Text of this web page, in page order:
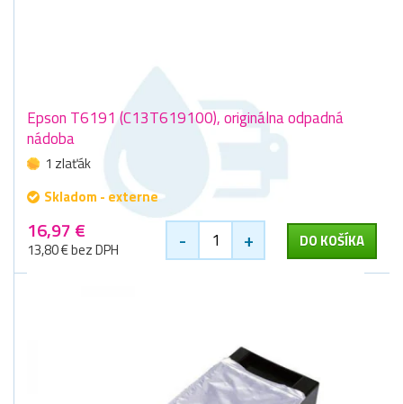
Epson T6191 (C13T619100), originálna odpadná
nádoba
1 zlaťák
Skladom - externe
16,97 €
13,80 € bez DPH - + DO KOŠÍKA